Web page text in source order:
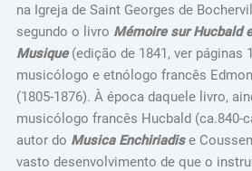
na Igreja de Saint Georges de
segundo o livro Mémoire sur Hucbald
Musique (edição de 1841, ver páginas
musicólogo e etnólogo francês
(1805-1876). À época daquele livro,
musicólogo francês Hucbald (ca.840-
autor do Musica Enchiriadise
vasto desenvolvimento de que o